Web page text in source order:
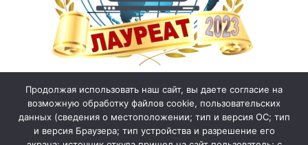
Продолжая использовать наш сайт, вы даете согласие на
возможную обработку файлов cookie, пользовательских
данных (сведения о местоположении; тип и версия ОС; тип
и версия Браузера; тип устройства и разрешение его